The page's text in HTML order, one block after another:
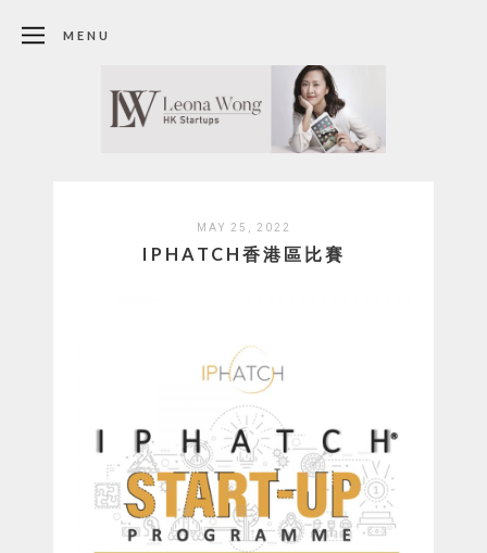
MENU
MAY 25, 2022
IPHATCH香港區比賽